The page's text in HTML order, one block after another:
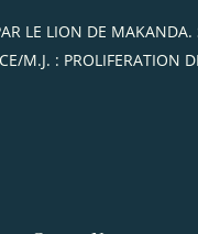
LE LION DE
M.J. : PROLIFERATION